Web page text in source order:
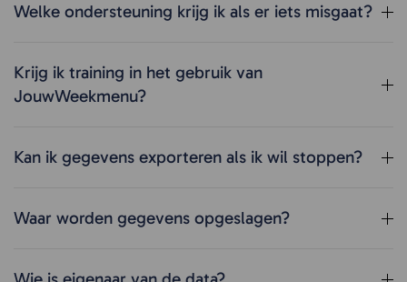
Welke ondersteuning krijg ik als er iets misgaat?
Krijg ik training in het gebruik van
JouwWeekmenu?
Kan ik gegevens exporteren als ik wil stoppen?
Waar worden gegevens opgeslagen?